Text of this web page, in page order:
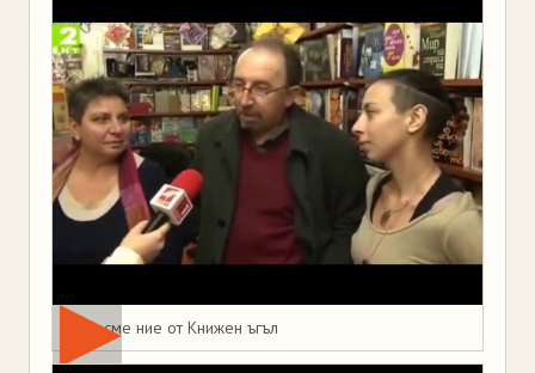
Това сме ние от Книжен ъгъл